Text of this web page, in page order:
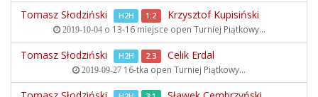
Tomasz Słodziński H2H 1:2 Krzysztof Kupisiński
2019-10-04o 13-16 miejsce open Turniej Piątkowy...
Tomasz Słodziński H2H 2:3 Celik Erdal
2019-09-27 16-tka open Turniej Piątkowy...